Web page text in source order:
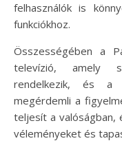
felhasználók is
funkciókhoz.
Összességében a
televízió, amely
rendelkezik, és a
megérdemli a
teljesít a valóságban,
véleményeket és